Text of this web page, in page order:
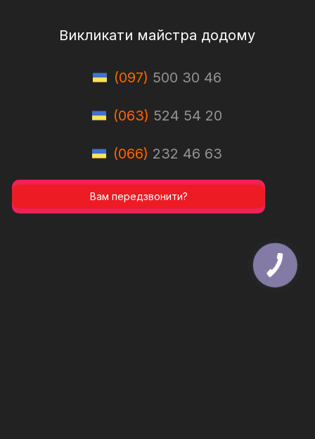
Викликати майстра додому
(097) 500 30 46
(063) 524 54 20
(066) 232 46 63
Вам передзвонити?